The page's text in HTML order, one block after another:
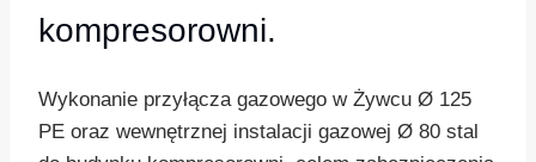
kompresorowni.
Wykonanie przyłącza gazowego w Żywcu Ø 125
PE oraz wewnętrznej instalacji gazowej Ø 80 stal